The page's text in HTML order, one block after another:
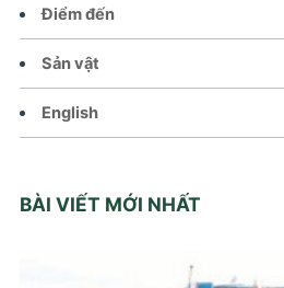
Điểm đến
Sản vật
English
BÀI VIẾT MỚI NHẤT